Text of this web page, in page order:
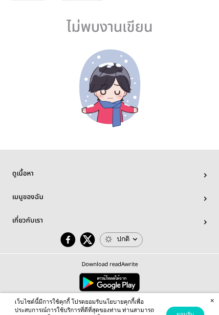
ไม่พบงานเขียน
ดูเนื้อหา
เมนูของฉัน
เกี่ยวกับเรา
ปกติ
Download readAwrite
© 2026 readAwrite.com by MEB Corporation Public Company Limited
This site is protected by reCAPTCHA and the Google Privacy Policy Terms of Serviceapply.
เว็บไซต์นี้มีการใช้คุกกี้ โปรดยอมรับนโยบายคุกกี้เพื่อ
ประสบการณ์การใช้บริการที่ดีที่สุดของท่าน ท่านสามารถ
×